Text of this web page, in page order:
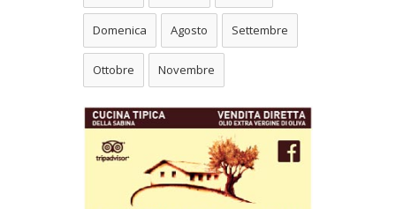
Domenica Agosto Settembre
Ottobre Novembre